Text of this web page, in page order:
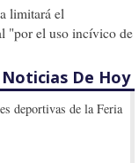
limitará el
"por el uso incívico de
Noticias De Hoy
deportivas de la Feria